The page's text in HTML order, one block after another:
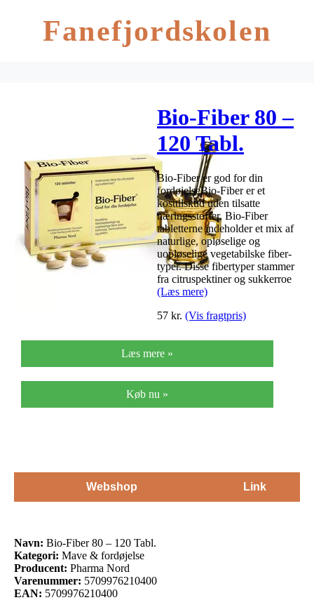
Fanefjordskolen
Bio-Fiber 80 –
120 Tabl.
Bio-Fiber er god for din
fordøjelseBio-Fiber er et
kosttilskud uden tilsatte
næringsstoffer. Bio-Fiber
tabletterne indeholder et mix af
naturlige, opløselige og
uopløselige vegetabilske fiber-
typer. Disse fibertyper stammer
fra citruspektiner og sukkerroe
(Læs mere)
57 kr. (Vis fragtpris)
Læs mere »
Køb nu »
Webshop Link
Navn: Bio-Fiber 80 – 120 Tabl.
Kategori: Mave & fordøjelse
Producent: Pharma Nord
Varenummer: 5709976210400
EAN: 5709976210400